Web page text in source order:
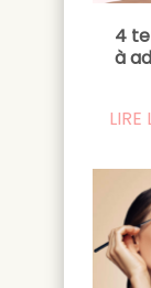
4
à
LIRE